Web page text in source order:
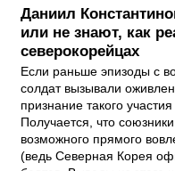
Даниил
или не знают, как
северокорейцах
Если раньше эпизоды с
солдат вызывали
признание такого
Получается, что
возможного прямого
(ведь Северная Корея